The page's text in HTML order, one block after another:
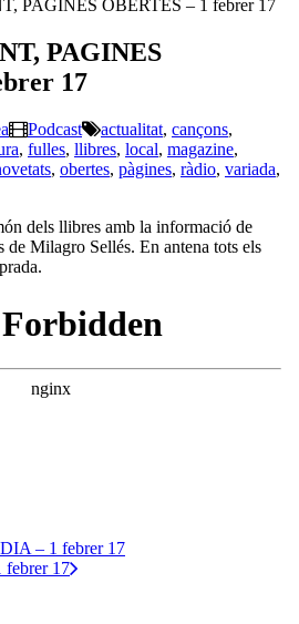
PAGINES OBERTES – 1 febrer 17
PAGINES
17
Podcast actualitat, cançons,
, fulles, llibres, local, magazine,
, obertes, pàgines, ràdio, variada,
dels llibres amb la informació de
de Milagro Sellés. En antena tots els
– 1 febrer 17
febrer 17